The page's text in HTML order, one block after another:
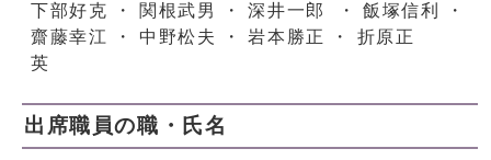
下部好克 ・ 関根武男 ・ 深井一郎 ・ 飯塚信利 ・
齋藤幸江 ・ 中野松夫 ・ 岩本勝正 ・ 折原正
英
出席職員の職・氏名